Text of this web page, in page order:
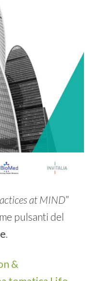
at MIND”
pulsanti del
&